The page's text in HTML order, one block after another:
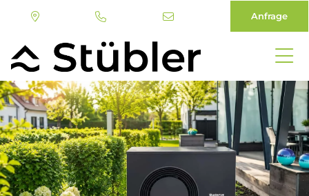
Direkt
zum
Inhalt
Anfrage